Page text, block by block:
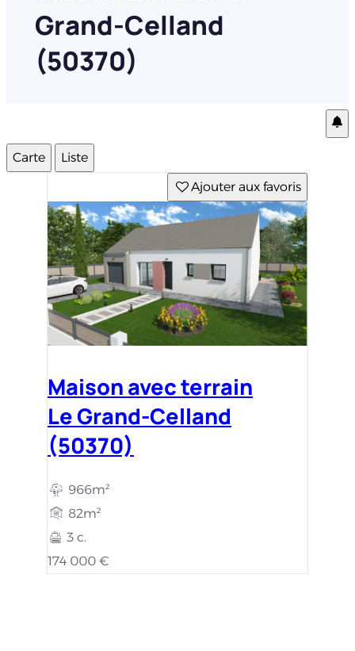
Grand-Celland
(50370)
Carte
Liste
Ajouter aux favoris
Maison avec terrain
Le Grand-Celland
(50370)
966m²
82m²
3 c.
174 000 €